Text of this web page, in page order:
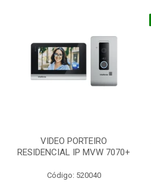
VIDEO PORTEIRO
RESIDENCIAL IP MVW 7070+
Código: 520040